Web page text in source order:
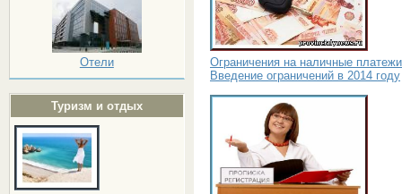
Отели
Туризм и отдых
Ограничения на наличные
Введение ограничений в 2014 году